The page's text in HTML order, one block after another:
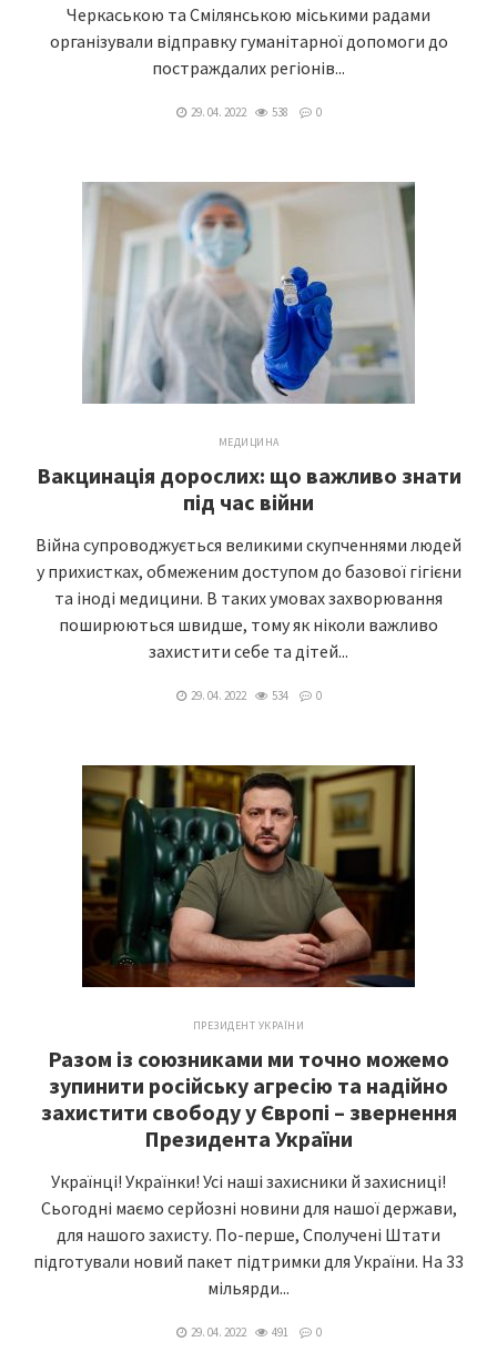
Черкаською та Смілянською міськими радами
організували відправку гуманітарної допомоги до
постраждалих регіонів...
29. 04. 2022 538 0
МЕДИЦИНА
Вакцинація дорослих: що важливо знати
під час війни
Війна супроводжується великими скупченнями людей
у прихистках, обмеженим доступом до базової гігієни
та іноді медицини. В таких умовах захворювання
поширюються швидше, тому як ніколи важливо
захистити себе та дітей...
29. 04. 2022 534 0
ПРЕЗИДЕНТ УКРАЇНИ
Разом із союзниками ми точно можемо
зупинити російську агресію та надійно
захистити свободу у Європі – звернення
Президента України
Українці! Українки! Усі наші захисники й захисниці!
Сьогодні маємо серйозні новини для нашої держави,
для нашого захисту. По-перше, Сполучені Штати
підготували новий пакет підтримки для України. На 33
мільярди...
29. 04. 2022 491 0